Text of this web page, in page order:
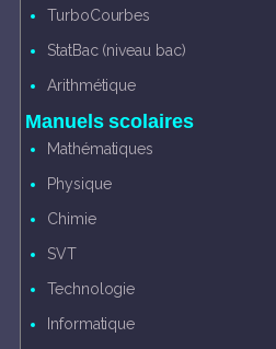
TurboCourbes
StatBac (niveau bac)
Arithmétique
Manuels scolaires
Mathématiques
Physique
Chimie
SVT
Technologie
Informatique